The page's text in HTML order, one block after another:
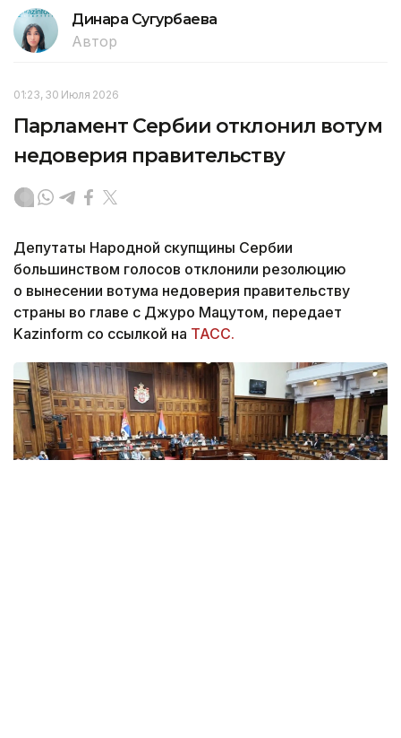
Динара Сугурбаева
Автор
01:23, 30 Июля 2026
Парламент Сербии отклонил вотум
недоверия правительству
Депутаты Народной скупщины Сербии
большинством голосов отклонили резолюцию
о вынесении вотума недоверия правительству
страны во главе с Джуро Мацутом, передает
Kazinform со ссылкой на ТАСС.